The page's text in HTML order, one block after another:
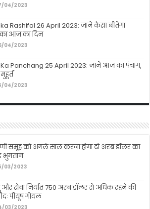
04/2023
Rashifal 26 April 2023: जानें कैसा बीतेगा
आज का दिन
04/2023
Panchang 25 April 2023: जानें आज का पंचाग,
04/2023
समूह को अगले साल करना होगा दो अरब डॉलर का
भुगतान
03/2023
और सेवा निर्यात 750 अरब डॉलर से अधिक रहने की
पीयूष गोयल
03/2023